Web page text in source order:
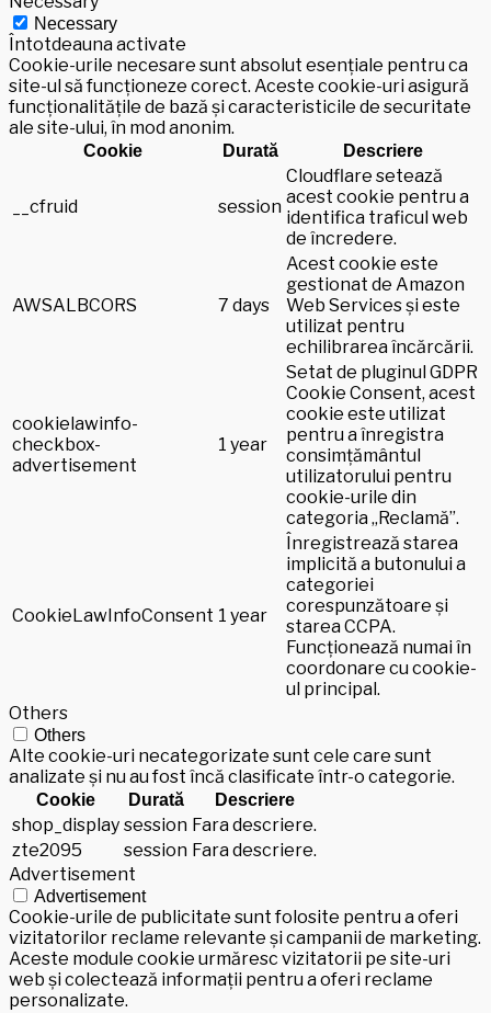
Necessary
Întotdeauna activate
Cookie-urile necesare sunt absolut esențiale pentru ca
site-ul să funcționeze corect. Aceste cookie-uri asigură
funcționalitățile de bază și caracteristicile de securitate
ale site-ului, în mod anonim.
Cookie Durată Descriere
__cfruid session
Cloudflare setează
acest cookie pentru a
identifica traficul web
de încredere.
AWSALBCORS 7 days
Acest cookie este
gestionat de Amazon
Web Services și este
utilizat pentru
echilibrarea încărcării.
cookielawinfo-
checkbox-
advertisement
1 year
Setat de pluginul GDPR
Cookie Consent, acest
cookie este utilizat
pentru a înregistra
consimțământul
utilizatorului pentru
cookie-urile din
categoria „Reclamă”.
CookieLawInfoConsent 1 year
Înregistrează starea
implicită a butonului a
categoriei
corespunzătoare și
starea CCPA.
Funcționează numai în
coordonare cu cookie-
ul principal.
Others
Others
Alte cookie-uri necategorizate sunt cele care sunt
analizate și nu au fost încă clasificate într-o categorie.
Cookie Durată Descriere
shop_display session Fara descriere.
zte2095
session Fara descriere.
Advertisement
Advertisement
Cookie-urile de publicitate sunt folosite pentru a oferi
vizitatorilor reclame relevante și campanii de marketing.
Aceste module cookie urmăresc vizitatorii pe site-uri
web și colectează informații pentru a oferi reclame
personalizate.